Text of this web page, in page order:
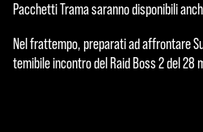
Pacchetti Trama saranno disponibili
Nel frattempo, preparati ad affrontare
temibile incontro del Raid Boss 2 del 28